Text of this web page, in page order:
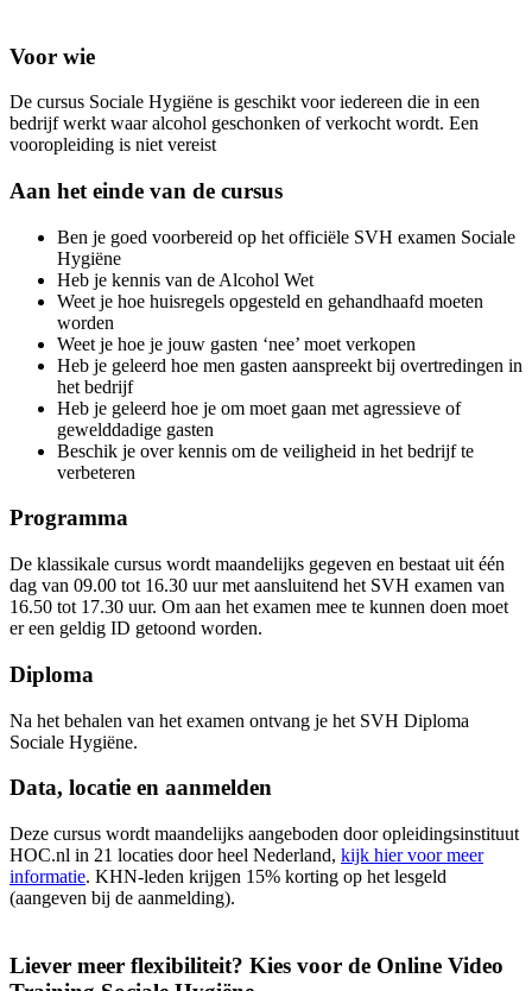
Voor wie
De cursus Sociale Hygiëne is geschikt voor iedereen die in een
bedrijf werkt waar alcohol geschonken of verkocht wordt. Een
vooropleiding is niet vereist
Aan het einde van de cursus
Ben je goed voorbereid op het officiële SVH examen Sociale
Hygiëne
Heb je kennis van de Alcohol Wet
Weet je hoe huisregels opgesteld en gehandhaafd moeten
worden
Weet je hoe je jouw gasten ‘nee’ moet verkopen
Heb je geleerd hoe men gasten aanspreekt bij overtredingen in
het bedrijf
Heb je geleerd hoe je om moet gaan met agressieve of
gewelddadige gasten
Beschik je over kennis om de veiligheid in het bedrijf te
verbeteren
Programma
De klassikale cursus wordt maandelijks gegeven en bestaat uit één
dag van 09.00 tot 16.30 uur met aansluitend het SVH examen van
16.50 tot 17.30 uur. Om aan het examen mee te kunnen doen moet
er een geldig ID getoond worden.
Diploma
Na het behalen van het examen ontvang je het SVH Diploma
Sociale Hygiëne.
Data, locatie en aanmelden
Deze cursus wordt maandelijks aangeboden door opleidingsinstituut
HOC.nl in 21 locaties door heel Nederland, kijk hier voor meer
informatie. KHN-leden krijgen 15% korting op het lesgeld
(aangeven bij de aanmelding).
Liever meer flexibiliteit? Kies voor de Online Video